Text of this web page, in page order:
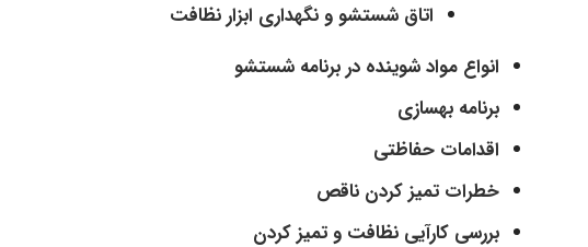
اتاق شستشو و نگهداری ابزار نظافت
انواع مواد شوینده در برنامه شستشو
برنامه بهسازی
اقدامات حفاظتی
خطرات تمیز کردن ناقص
بررسی کارآیی نظافت و تمیز کردن